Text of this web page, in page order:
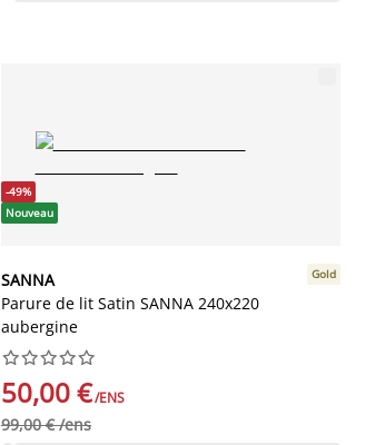
-49%
Nouveau
SANNA
Parure de lit Satin SANNA 240x220
aubergine
Gold






50,00 €/ENS
99,00 € /ens